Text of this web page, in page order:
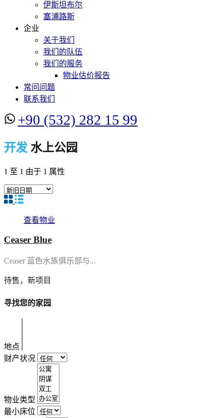
伊斯坦布尔
塞浦路斯
企业
关于我们
我们的队伍
我们的服务
物业估价报告
常问问题
联系我们
+90 (532) 282 15 99
开发 水上公园
1 至 1 由于 1 属性
查看物业
Ceaser Blue
Ceaser 蓝色水族俱乐部与...
待售，新项目
寻找您的家园
地点
财产状况
物业类型
最小床位